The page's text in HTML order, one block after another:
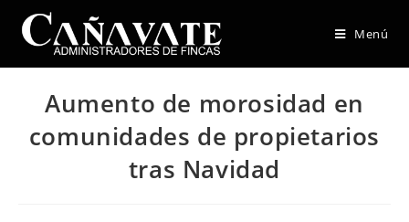
Menú
Aumento de morosidad en
comunidades de propietarios
tras Navidad